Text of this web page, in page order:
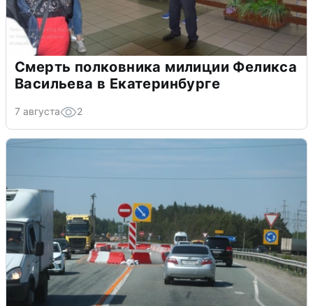
Смерть полковника милиции Феликса
Васильева в Екатеринбурге
7 августа 2